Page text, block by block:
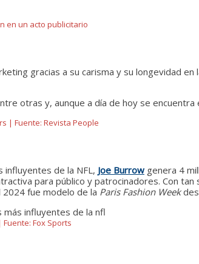
en un acto publicitario
gracias a su carisma y su longevidad en
otras y, aunque a día de hoy se encuentra
| Fuente: Revista People
de la NFL, Joe Burrow genera 4
para público y patrocinadores. Con
fue modelo de la Paris Fashion Week
Fox Sports